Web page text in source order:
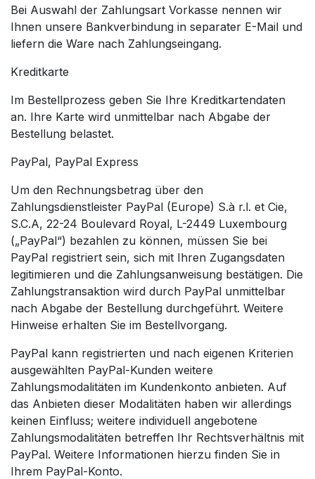
Bei Auswahl der Zahlungsart Vorkasse nennen wir
Ihnen unsere Bankverbindung in separater E-Mail und
liefern die Ware nach Zahlungseingang.
Kreditkarte
Im Bestellprozess geben Sie Ihre Kreditkartendaten
an. Ihre Karte wird unmittelbar nach Abgabe der
Bestellung belastet.
PayPal, PayPal Express
Um den Rechnungsbetrag über den
Zahlungsdienstleister PayPal (Europe) S.à r.l. et Cie,
S.C.A, 22-24 Boulevard Royal, L-2449 Luxembourg
(„PayPal“) bezahlen zu können, müssen Sie bei
PayPal registriert sein, sich mit Ihren Zugangsdaten
legitimieren und die Zahlungsanweisung bestätigen. Die
Zahlungstransaktion wird durch PayPal unmittelbar
nach Abgabe der Bestellung durchgeführt. Weitere
Hinweise erhalten Sie im Bestellvorgang.
PayPal kann registrierten und nach eigenen Kriterien
ausgewählten PayPal-Kunden weitere
Zahlungsmodalitäten im Kundenkonto anbieten. Auf
das Anbieten dieser Modalitäten haben wir allerdings
keinen Einfluss; weitere individuell angebotene
Zahlungsmodalitäten betreffen Ihr Rechtsverhältnis mit
PayPal. Weitere Informationen hierzu finden Sie in
Ihrem PayPal-Konto.